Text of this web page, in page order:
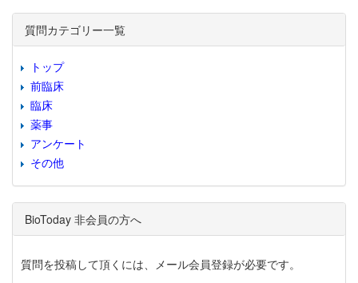
質問カテゴリー一覧
トップ
前臨床
臨床
薬事
アンケート
その他
BioToday 非会員の方へ
質問を投稿して頂くには、メール会員登録が必要です。